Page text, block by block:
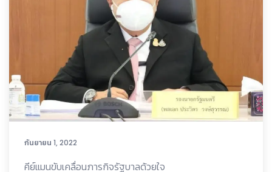
กันยายน 1, 2022
คีย์แมนขับเคลื่อนภารกิจรัฐบาลด้วยใจ